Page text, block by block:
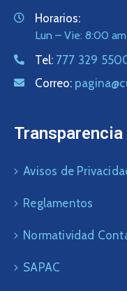
Horarios:
Lun – Vie: 8:00
Tel: 777 329
Correo:
Transparencia
Avisos de
Reglamentos
Normatividad
SAPAC